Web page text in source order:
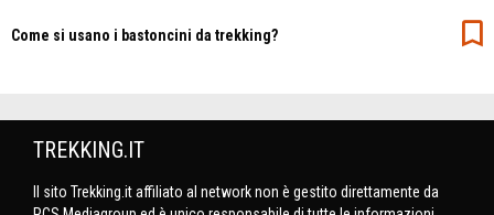
Come si usano i bastoncini da trekking?
TREKKING.IT
Il sito Trekking.it affiliato al network non è gestito direttamente da